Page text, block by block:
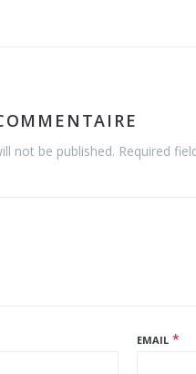
not be published. Required
EMAIL *